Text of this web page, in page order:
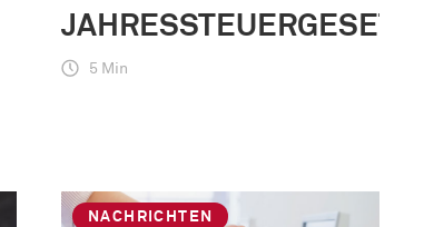
JAHRESSTEUERGESETZ
5 Min
NACHRICHTEN